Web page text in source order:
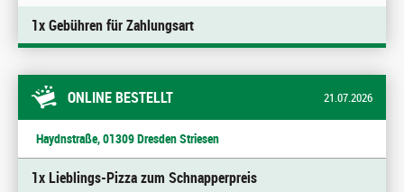
1x Gebühren für Zahlungsart
ONLINE BESTELLT 21.07.2026
Haydnstraße, 01309 Dresden Striesen
1x Lieblings-Pizza zum Schnapperpreis